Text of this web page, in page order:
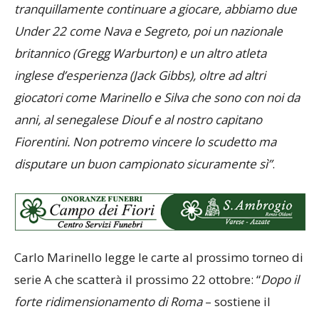
tranquillamente continuare a giocare, abbiamo due
Under 22 come Nava e Segreto, poi un nazionale
britannico (Gregg Warburton) e un altro atleta
inglese d’esperienza (Jack Gibbs), oltre ad altri
giocatori come Marinello e Silva che sono con noi da
anni, al senegalese Diouf e al nostro capitano
Fiorentini. Non potremo vincere lo scudetto ma
disputare un buon campionato sicuramente sì”.
Carlo Marinello legge le carte al prossimo torneo di
serie A che scatterà il prossimo 22 ottobre: “Dopo il
forte ridimensionamento di Roma– sostiene il